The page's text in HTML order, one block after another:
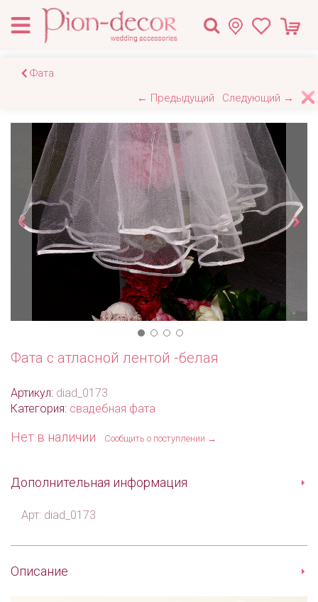
Фата
← Предыдущий
Следующий →
Фата с атласной лентой -белая
Артикул: diad_0173
Категория: свадебная фата
Нет в наличии Сообщить о поступлении →
Дополнительная информация
Арт: diad_0173
Описание